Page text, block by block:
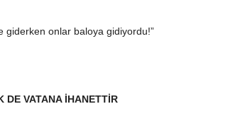
giderken onlar baloya gidiyordu!”
DE VATANA İHANETTİR